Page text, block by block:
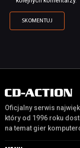
Oficjalny serwis
który od 1996 roku
na temat gier